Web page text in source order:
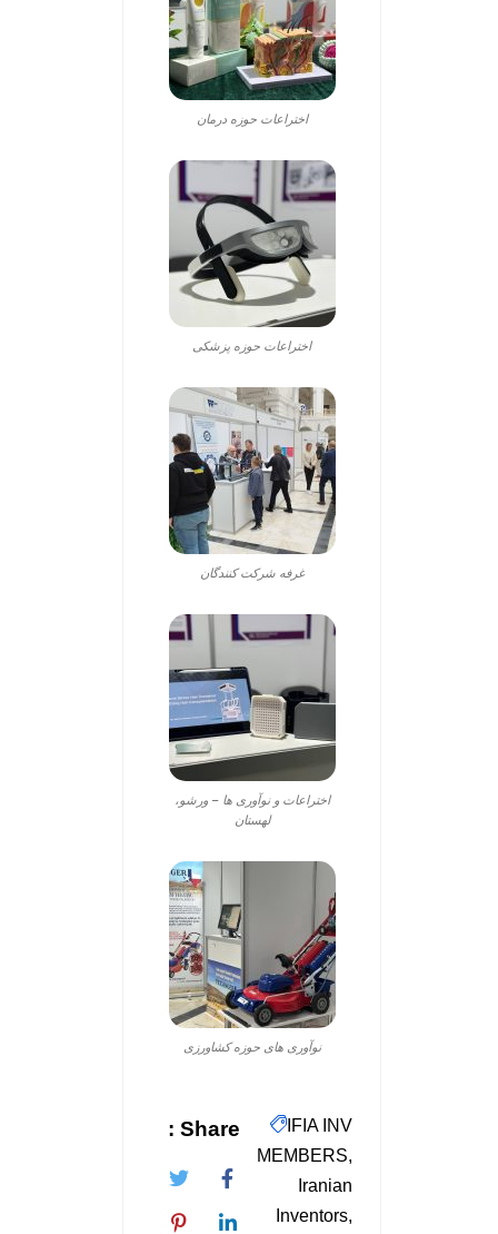
اختراعات حوزه درمان
اختراعات حوزه پزشکی
غرفه شرکت کنندگان
اختراعات و نوآوری ها – ورشو،
لهستان
نوآوری های حوزه کشاورزی
IFIA INV
MEMBERS
Iranian
Inventors
Share :